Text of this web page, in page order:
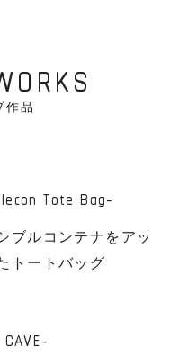
作品
Tote Bag-
ブルコンテナをアッ
トートバッグ